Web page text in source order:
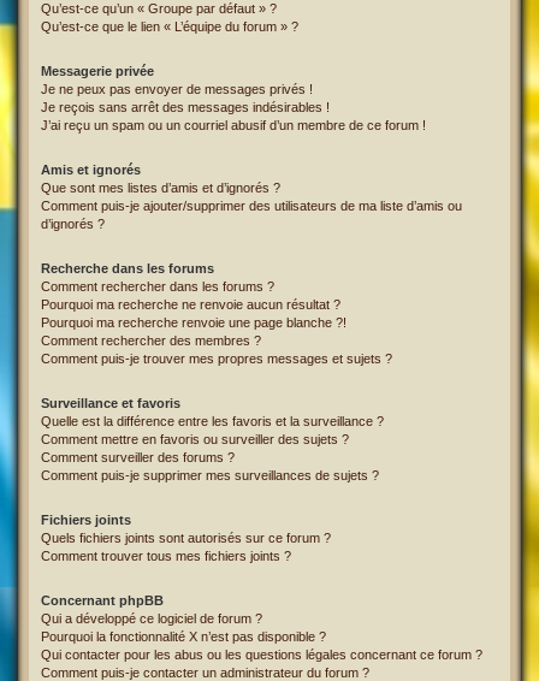
Qu’est-ce qu’un « Groupe par défaut » ?
Qu’est-ce que le lien « L’équipe du forum » ?
Messagerie privée
Je ne peux pas envoyer de messages privés !
Je reçois sans arrêt des messages indésirables !
J’ai reçu un spam ou un courriel abusif d’un membre de ce forum !
Amis et ignorés
Que sont mes listes d’amis et d’ignorés ?
Comment puis-je ajouter/supprimer des utilisateurs de ma liste d’amis ou
d’ignorés ?
Recherche dans les forums
Comment rechercher dans les forums ?
Pourquoi ma recherche ne renvoie aucun résultat ?
Pourquoi ma recherche renvoie une page blanche ?!
Comment rechercher des membres ?
Comment puis-je trouver mes propres messages et sujets ?
Surveillance et favoris
Quelle est la différence entre les favoris et la surveillance ?
Comment mettre en favoris ou surveiller des sujets ?
Comment surveiller des forums ?
Comment puis-je supprimer mes surveillances de sujets ?
Fichiers joints
Quels fichiers joints sont autorisés sur ce forum ?
Comment trouver tous mes fichiers joints ?
Concernant phpBB
Qui a développé ce logiciel de forum ?
Pourquoi la fonctionnalité X n’est pas disponible ?
Qui contacter pour les abus ou les questions légales concernant ce forum ?
Comment puis-je contacter un administrateur du forum ?